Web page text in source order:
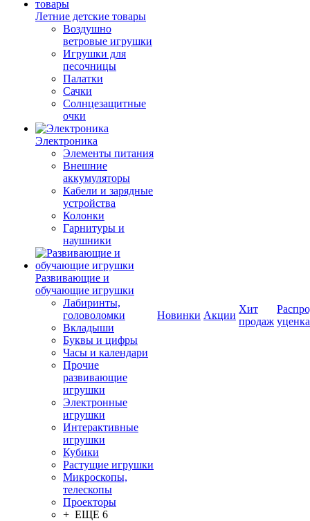
Летние детские товары
Воздушно
ветровые игрушки
Игрушки для
песочницы
Палатки
Сачки
Солнцезащитные
очки
Электроника
Элементы питания
Внешние
аккумуляторы
Кабели и зарядные
устройства
Колонки
Гарнитуры и
наушники
Развивающие и
обучающие игрушки
Лабиринты,
головоломки
Вкладыши
Буквы и цифры
Часы и календари
Прочие
развивающие
игрушки
Электронные
игрушки
Интерактивные
игрушки
Кубики
Растущие игрушки
Микроскопы,
телескопы
Проекторы
+ ЕЩЕ 6
Новинки Акции
Хит
продаж уценка